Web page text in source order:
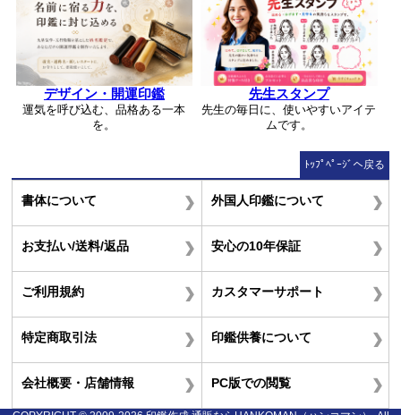
デザイン・開運印鑑
運気を呼び込む、品格ある一本
を。
先生スタンプ
先生の毎日に、使いやすいアイテ
ムです。
ﾄｯﾌﾟﾍﾟｰｼﾞへ戻る
書体について 外国人印鑑について
お支払い/送料/返品 安心の10年保証
ご利用規約 カスタマーサポート
特定商取引法 印鑑供養について
会社概要・店舗情報 PC版での閲覧